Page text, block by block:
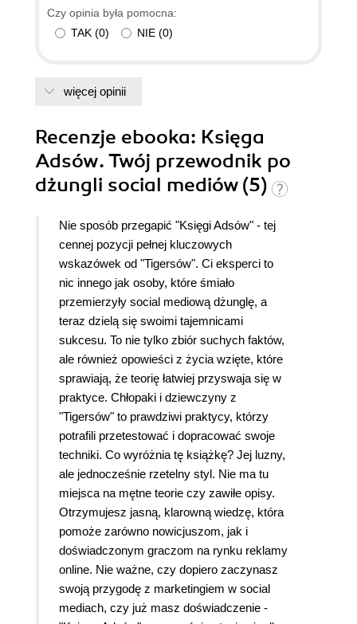
Czy opinia była pomocna:
TAK (0) NIE (0)
więcej opinii
Recenzje ebooka: Księga
Adsów. Twój przewodnik po
dżungli social mediów (5)
Nie sposób przegapić "Księgi Adsów" - tej
cennej pozycji pełnej kluczowych
wskazówek od "Tigersów". Ci eksperci to
nic innego jak osoby, które śmiało
przemierzyły social mediową dżunglę, a
teraz dzielą się swoimi tajemnicami
sukcesu. To nie tylko zbiór suchych faktów,
ale również opowieści z życia wzięte, które
sprawiają, że teorię łatwiej przyswaja się w
praktyce. Chłopaki i dziewczyny z
"Tigersów" to prawdziwi praktycy, którzy
potrafili przetestować i dopracować swoje
techniki. Co wyróżnia tę książkę? Jej luzny,
ale jednocześnie rzetelny styl. Nie ma tu
miejsca na mętne teorie czy zawiłe opisy.
Otrzymujesz jasną, klarowną wiedzę, która
pomoże zarówno nowicjuszom, jak i
doświadczonym graczom na rynku reklamy
online. Nie ważne, czy dopiero zaczynasz
swoją przygodę z marketingiem w social
mediach, czy już masz doświadczenie -